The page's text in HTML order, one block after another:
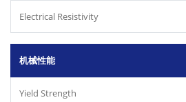
Electrical Resistivity
机械性能
Yield Strength